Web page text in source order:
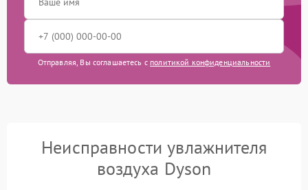
Отправляя, Вы соглашаетесь с политикой конфиденциальности
Неисправности увлажнителя
воздуха Dyson